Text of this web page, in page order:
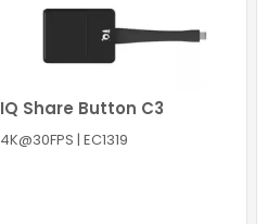
IQ Share Button C3
4K@30FPS | EC1319